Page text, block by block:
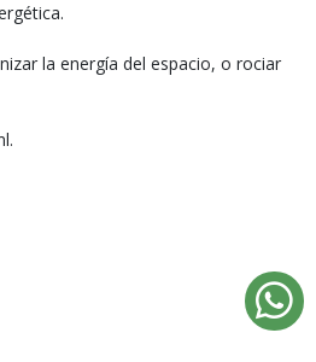
la energía del espacio, o rociar